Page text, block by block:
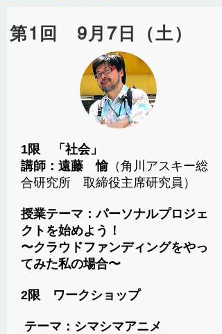
第1回 9月7日（土）
1限 「社会」
講師：遠藤 愉（角川アスキー総
合研究所 取締役主席研究員）
授業テーマ：パーソナルプロジェ
クトを始めよう！
〜クラウドファンディングをやっ
てみた私の場合〜
2限 ワークショップ
テーマ：シマシマアニメ